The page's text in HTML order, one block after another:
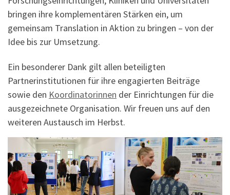
bringen ihre komplementären Stärken ein, um
gemeinsam Translation in Aktion zu bringen – von der
Idee bis zur Umsetzung.
Ein besonderer Dank gilt allen beteiligten
Partnerinstitutionen für ihre engagierten Beiträge
sowie den Koordinatorinnen der Einrichtungen für die
ausgezeichnete Organisation. Wir freuen uns auf den
weiteren Austausch im Herbst.